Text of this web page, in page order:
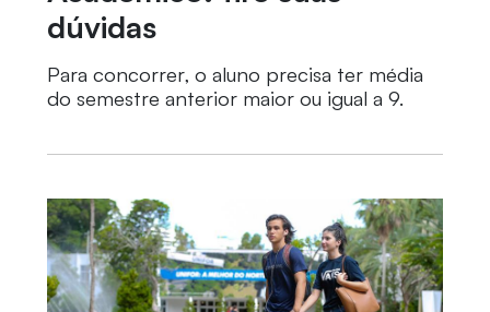
dúvidas
Para concorrer, o aluno precisa ter média
do semestre anterior maior ou igual a 9.